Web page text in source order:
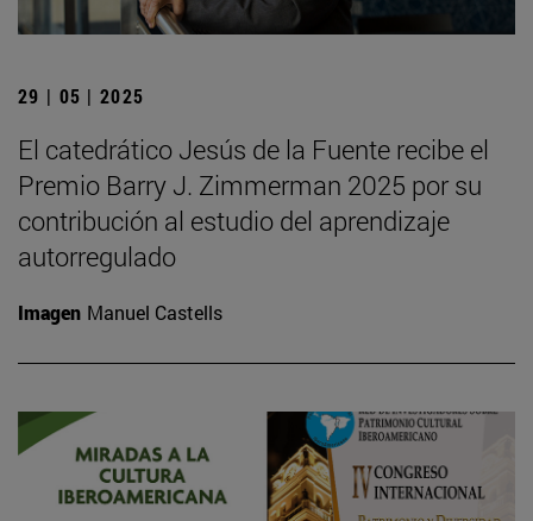
29 | 05 | 2025
El catedrático Jesús de la Fuente recibe el
Premio Barry J. Zimmerman 2025 por su
contribución al estudio del aprendizaje
autorregulado
Imagen Manuel Castells